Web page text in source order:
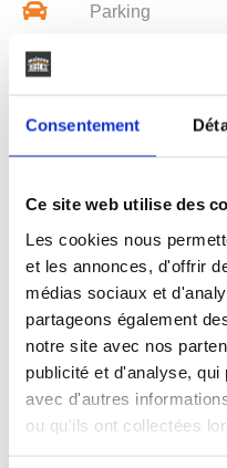
Consentement
Ce site web utilise des
Les cookies nous
et les annonces, d'offrir
médias sociaux et
partageons également
notre site avec nos
publicité et d'analyse,
avec d'autres
ou qu'ils ont collectées
Parking
LIEU
Camblanes Et Meynac
33360